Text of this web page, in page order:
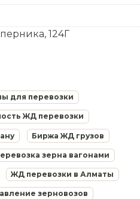
124Г
для перевозки
ЖД перевозки
Биржа ЖД грузов
зерна вагонами
ЖД перевозки в Алматы
зерновозов